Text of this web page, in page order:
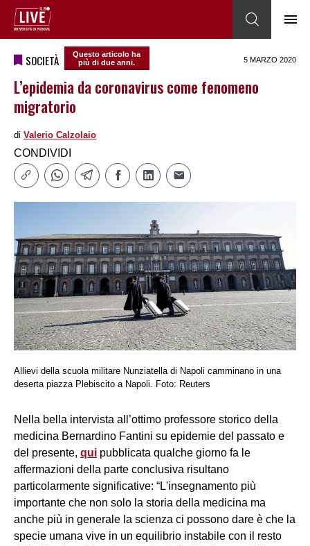
SOCIETÀ
Questo articolo ha
più di due anni.
5 MARZO 2020
L’epidemia da coronavirus come fenomeno
migratorio
di Valerio Calzolaio
CONDIVIDI
Allievi della scuola militare Nunziatella di Napoli camminano in una
deserta piazza Plebiscito a Napoli. Foto: Reuters
Nella bella intervista all’ottimo professore storico della
medicina Bernardino Fantini su epidemie del passato e
del presente, qui pubblicata qualche giorno fa le
affermazioni della parte conclusiva risultano
particolarmente significative: “L'insegnamento più
importante che non solo la storia della medicina ma
anche più in generale la scienza ci possono dare è che la
specie umana vive in un equilibrio instabile con il resto